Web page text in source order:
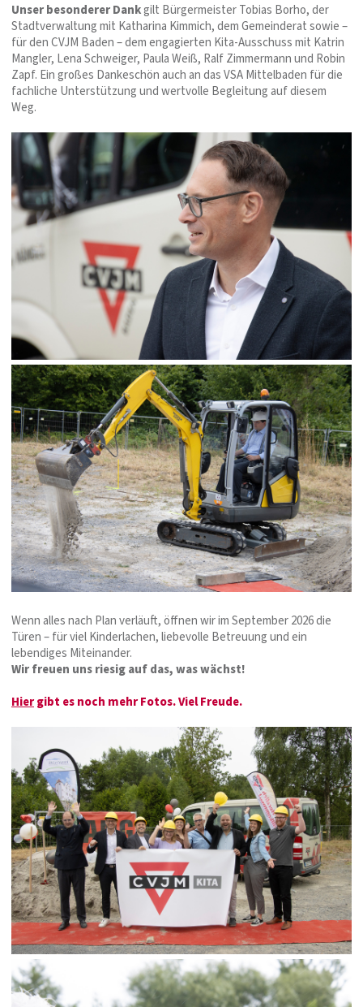
Unser besonderer Dankgilt Bürgermeister Tobias Borho, der
Stadtverwaltung mit Katharina Kimmich, dem Gemeinderat sowie –
für den CVJM Baden – dem engagierten Kita-Ausschuss mit Katrin
Mangler, Lena Schweiger, Paula Weiß, Ralf Zimmermann und Robin
Zapf. Ein großes Dankeschön auch an das VSA Mittelbaden für die
fachliche Unterstützung und wertvolle Begleitung auf diesem
Weg.
Wenn alles nach Plan verläuft, öffnen wir im September 2026 die
Türen – für viel Kinderlachen, liebevolle Betreuung und ein
lebendiges Miteinander.
Wir freuen uns riesig auf das, was wächst!
Hiergibt es noch mehr Fotos. Viel Freude.